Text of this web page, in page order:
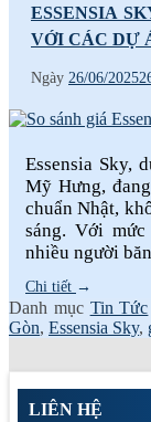
ESSENSIA
VỚI CÁC DỰ
Ngày 26/06/2025
Essensia Sky,
Mỹ Hưng,
chuẩn Nhật,
sáng. Với
nhiều người
Chi tiết →
Danh mục Tin Tức
Gòn, Essensia Sky,
LIÊN HỆ